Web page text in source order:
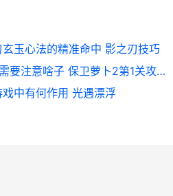
玉心法的精准命中 影之刃技巧
第2关保卫萝卜需要注意啥子 保卫萝卜2第1关攻略图解
中有何作用 光遇漂浮